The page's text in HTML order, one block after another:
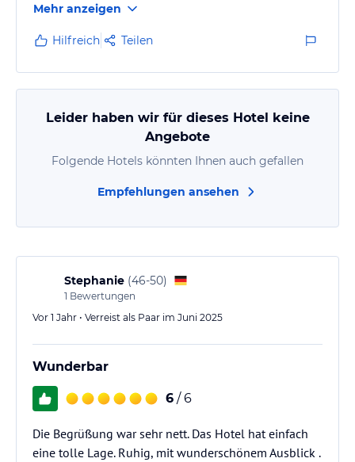
Mehr anzeigen
Hilfreich Teilen
Leider haben wir für dieses Hotel keine
Angebote
Folgende Hotels könnten Ihnen auch gefallen
Empfehlungen ansehen
Stephanie (46-50)
1 Bewertungen
Vor 1 Jahr • Verreist als Paar im Juni 2025
Wunderbar
6 / 6
Die Begrüßung war sehr nett. Das Hotel hat einfach
eine tolle Lage. Ruhig, mit wunderschönem Ausblick .